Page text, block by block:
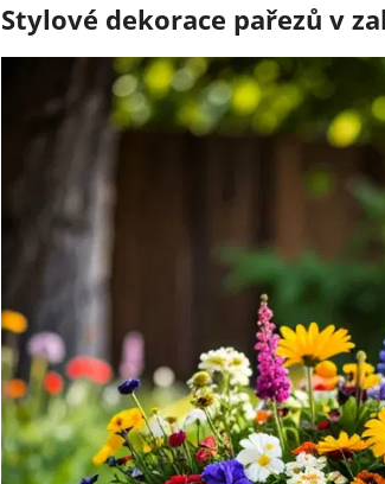
Stylové dekorace pařezů v